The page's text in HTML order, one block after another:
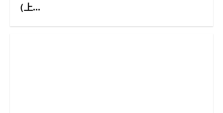
（上...